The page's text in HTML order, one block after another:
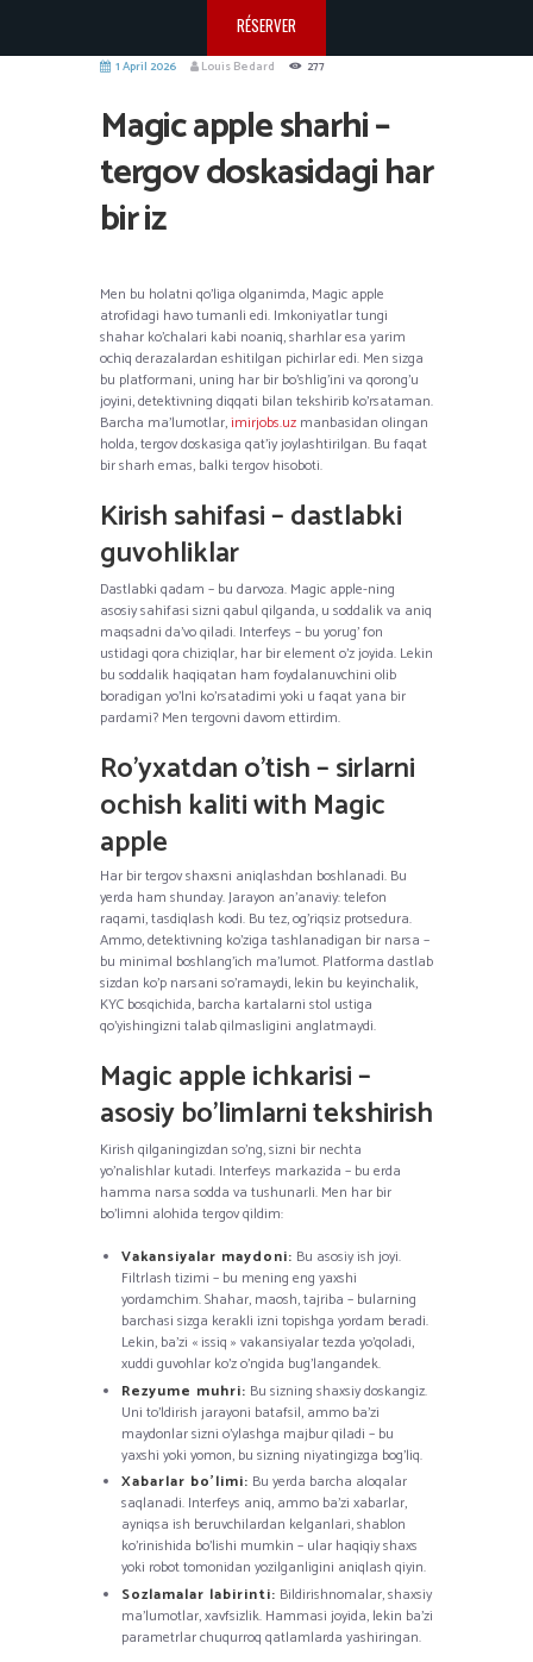
RÉSERVER
1 April 2026 Louis Bedard 277
Magic apple sharhi –
tergov doskasidagi har
bir iz
Men bu holatni qo’liga olganimda, Magic apple
atrofidagi havo tumanli edi. Imkoniyatlar tungi
shahar ko’chalari kabi noaniq, sharhlar esa yarim
ochiq derazalardan eshitilgan pichirlar edi. Men sizga
bu platformani, uning har bir bo’shlig’ini va qorong’u
joyini, detektivning diqqati bilan tekshirib ko’rsataman.
Barcha ma’lumotlar,imirjobs.uz manbasidan olingan
holda, tergov doskasiga qat’iy joylashtirilgan. Bu faqat
bir sharh emas, balki tergov hisoboti.
Kirish sahifasi – dastlabki
guvohliklar
Dastlabki qadam – bu darvoza. Magic apple-ning
asosiy sahifasi sizni qabul qilganda, u soddalik va aniq
maqsadni da’vo qiladi. Interfeys – bu yorug’ fon
ustidagi qora chiziqlar, har bir element o’z joyida. Lekin
bu soddalik haqiqatan ham foydalanuvchini olib
boradigan yo’lni ko’rsatadimi yoki u faqat yana bir
pardami? Men tergovni davom ettirdim.
Ro’yxatdan o’tish – sirlarni
ochish kaliti with Magic
apple
Har bir tergov shaxsni aniqlashdan boshlanadi. Bu
yerda ham shunday. Jarayon an’anaviy: telefon
raqami, tasdiqlash kodi. Bu tez, og’riqsiz protsedura.
Ammo, detektivning ko’ziga tashlanadigan bir narsa –
bu minimal boshlang’ich ma’lumot. Platforma dastlab
sizdan ko’p narsani so’ramaydi, lekin bu keyinchalik,
KYC bosqichida, barcha kartalarni stol ustiga
qo’yishingizni talab qilmasligini anglatmaydi.
Magic apple ichkarisi –
asosiy bo’limlarni tekshirish
Kirish qilganingizdan so’ng, sizni bir nechta
yo’nalishlar kutadi. Interfeys markazida – bu erda
hamma narsa sodda va tushunarli. Men har bir
bo’limni alohida tergov qildim:
Vakansiyalar maydoni: Bu asosiy ish joyi.
Filtrlash tizimi – bu mening eng yaxshi
yordamchim. Shahar, maosh, tajriba – bularning
barchasi sizga kerakli izni topishga yordam beradi.
Lekin, ba’zi « issiq » vakansiyalar tezda yo’qoladi,
xuddi guvohlar ko’z o’ngida bug’langandek.
Rezyume muhri: Bu sizning shaxsiy doskangiz.
Uni to’ldirish jarayoni batafsil, ammo ba’zi
maydonlar sizni o’ylashga majbur qiladi – bu
yaxshi yoki yomon, bu sizning niyatingizga bog’liq.
Xabarlar bo’limi: Bu yerda barcha aloqalar
saqlanadi. Interfeys aniq, ammo ba’zi xabarlar,
ayniqsa ish beruvchilardan kelganlari, shablon
ko’rinishida bo’lishi mumkin – ular haqiqiy shaxs
yoki robot tomonidan yozilganligini aniqlash qiyin.
Sozlamalar labirinti: Bildirishnomalar, shaxsiy
ma’lumotlar, xavfsizlik. Hammasi joyida, lekin ba’zi
parametrlar chuqurroq qatlamlarda yashiringan.